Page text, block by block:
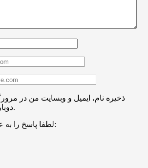
ذخیره نام، ایمیل و وبسایت من در
دوباره دیدگاهی می‌نویسم.
لطفا پاسخ را به عدد انگلیسی وارد کنید: